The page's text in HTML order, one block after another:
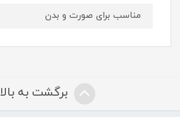
مناسب برای صورت و بدن
برگشت به بالا